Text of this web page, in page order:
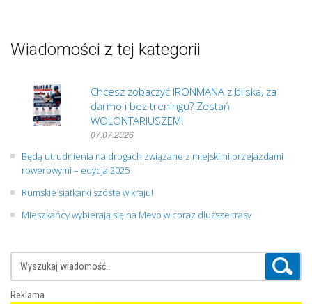
Wiadomości z tej kategorii
Chcesz zobaczyć IRONMANA z bliska, za
darmo i bez treningu? Zostań
WOLONTARIUSZEM!
07.07.2026
Będą utrudnienia na drogach związane z miejskimi przejazdami
rowerowymi – edycja 2025
Rumskie siatkarki szóste w kraju!
Mieszkańcy wybierają się na Mevo w coraz dłuższe trasy
Reklama